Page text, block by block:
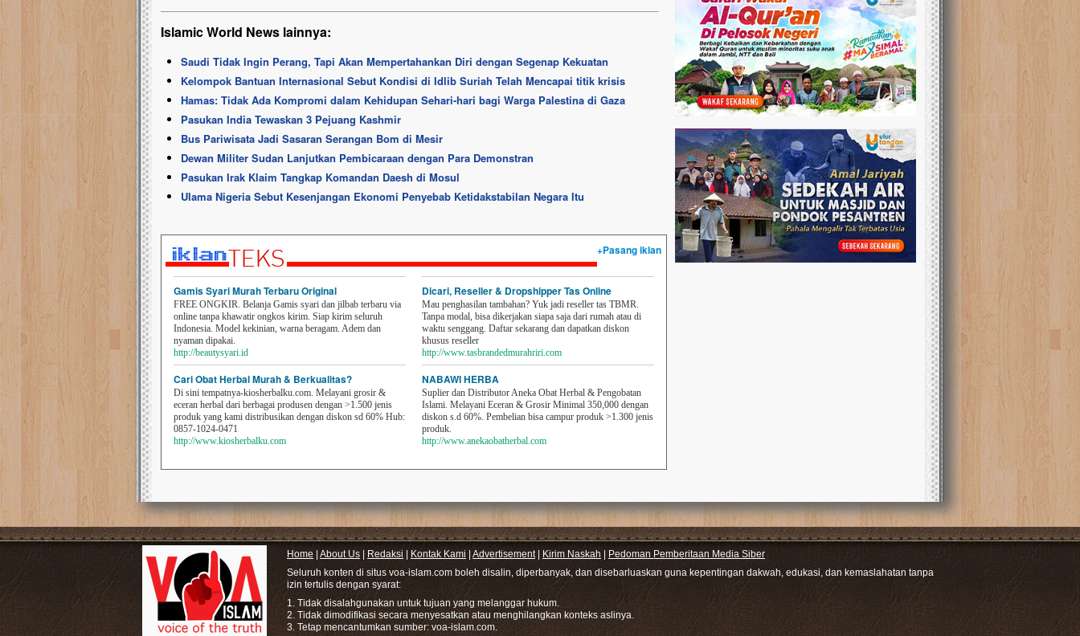
Islamic World News lainnya:
Saudi Tidak Ingin Perang, Tapi Akan Mempertahankan Diri dengan Segenap Kekuatan
Kelompok Bantuan Internasional Sebut Kondisi di Idlib Suriah Telah Mencapai titik krisis
Hamas: Tidak Ada Kompromi dalam Kehidupan Sehari-hari bagi Warga Palestina di Gaza
Pasukan India Tewaskan 3 Pejuang Kashmir
Bus Pariwisata Jadi Sasaran Serangan Bom di Mesir
Dewan Militer Sudan Lanjutkan Pembicaraan dengan Para Demonstran
Pasukan Irak Klaim Tangkap Komandan Daesh di Mosul
Ulama Nigeria Sebut Kesenjangan Ekonomi Penyebab Ketidakstabilan Negara Itu
+Pasang iklan
Gamis Syari Murah Terbaru Original
FREE ONGKIR. Belanja Gamis syari dan jilbab terbaru via
online tanpa khawatir ongkos kirim. Siap kirim seluruh
Indonesia. Model kekinian, warna beragam. Adem dan
nyaman dipakai.
http://beautysyari.id
Cari Obat Herbal Murah & Berkualitas?
Di sini tempatnya-kiosherbalku.com. Melayani grosir &
eceran herbal dari berbagai produsen dengan >1.500 jenis
produk yang kami distribusikan dengan diskon sd 60% Hub:
0857-1024-0471
http://www.kiosherbalku.com
Dicari, Reseller & Dropshipper Tas Online
Mau penghasilan tambahan? Yuk jadi reseller tas TBMR.
Tanpa modal, bisa dikerjakan siapa saja dari rumah atau di
waktu senggang. Daftar sekarang dan dapatkan diskon
khusus reseller
http://www.tasbrandedmurahriri.com
NABAWI HERBA
Suplier dan Distributor Aneka Obat Herbal & Pengobatan
Islami. Melayani Eceran & Grosir Minimal 350,000 dengan
diskon s.d 60%. Pembelian bisa campur produk >1.300 jenis
produk.
http://www.anekaobatherbal.com
Home About Us Redaksi Kontak Kami Advertisement| Kirim Naskah
Pedoman Pemberitaan Media Siber
Seluruh konten di situs voa-islam.com boleh disalin, diperbanyak, dan disebarluaskan guna kepentingan dakwah, edukasi, dan kemaslahatan tanpa
izin tertulis dengan syarat:
1. Tidak disalahgunakan untuk tujuan yang melanggar hukum.
2. Tidak dimodifikasi secara menyesatkan atau menghilangkan konteks aslinya.
3. Tetap mencantumkan sumber: voa-islam.com.